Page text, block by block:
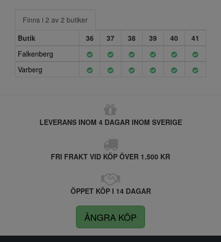
Finns i 2 av 2 butiker
Butik
36 37 38 39 40
41
Falkenberg
Varberg
LEVERANS INOM 4 DAGAR INOM SVERIGE
FRI FRAKT VID KÖP ÖVER 1.500 KR
ÖPPET KÖP I 14 DAGAR
ÅNGRA KÖP